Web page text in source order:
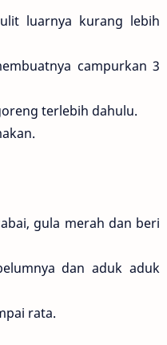
luarnya kurang lebih
campurkan 3
terlebih dahulu.
gula merah dan beri
dan aduk aduk
rata.